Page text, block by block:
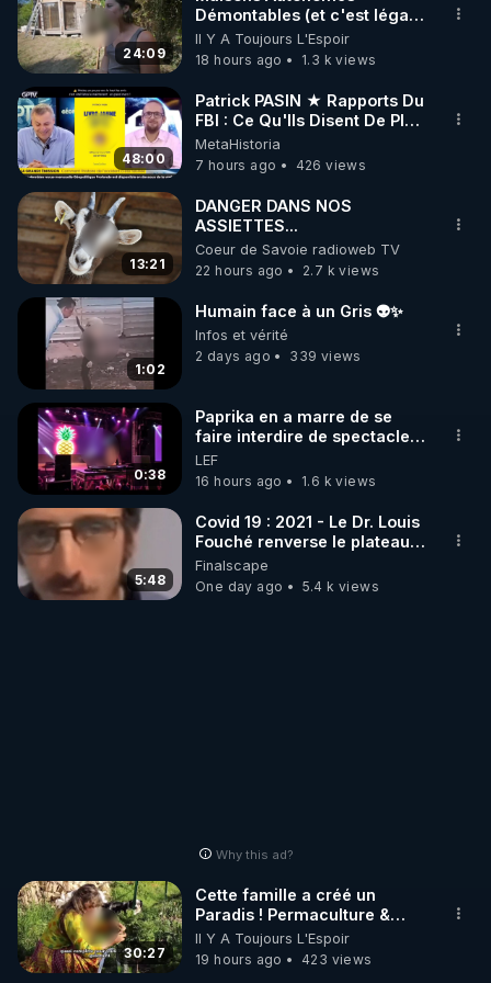
🌱 INSTAGRAM
https://www.instagram.com/rdlr_thierrycasasnovas/
http://rgnr.li/instagram
🌱 LA NEWSLETTER
Pour ne pas rater l’actualité RGNR (stages,
http://rgnr.li/news
🌱 VIDÉOS NON CENSURÉES SUR ODYSEE
Toutes les vidéos Youtube sont aussi sur la
http://rgnr.li/odysee
🌱 LES STAGES EN PRÉSENTIEL
http://rgnr.li/stages
_________
LES CODES PROMO DES PARTENAIRES
▶ 10 % de réduction sur les extracteurs de la
marque SANA :
Rendez-vous sur http://rgnr.li/lechoubrave
code : REGENERE10
24:09
Démontables (et c'est légal).
Visite éco village en
Bretagne
Il Y A Toujours L'Espoir
18 hours ago
1.3 k views
48:00
Patrick PASIN ★ Rapports Du
FBI : Ce Qu'Ils Disent De Plus
Grave Sur Hitler
MetaHistoria
7 hours ago
426 views
13:21
DANGER DANS NOS
ASSIETTES...
Coeur de Savoie radioweb TV
22 hours ago
2.7 k views
1:02
Humain face à un Gris 👽✨
Infos et vérité
2 days ago
339 views
0:38
Paprika en a marre de se
faire interdire de spectacle.
Elle décide donc de devenir
DJ !
LEF
16 hours ago
1.6 k views
5:48
Covid 19 : 2021 - Le Dr. Louis
Fouché renverse le plateau
de CNews !
Finalscape
One day ago
5.4 k views
Why this ad?
30:27
Cette famille a créé un
Paradis ! Permaculture &
Autonomie
Il Y A Toujours L'Espoir
19 hours ago
423 views